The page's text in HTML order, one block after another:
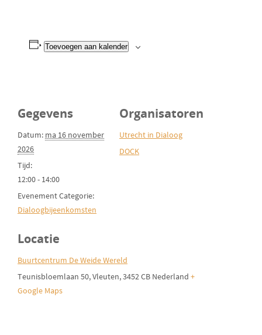
Toevoegen aan kalender
Gegevens
Datum: ma 16 november
2026
Tijd:
12:00 - 14:00
Evenement Categorie:
Dialoogbijeenkomsten
Locatie
Buurtcentrum De Weide Wereld
Teunisbloemlaan 50 Vleuten,3452 CB Nederland +
Google Maps
Organisatoren
Utrecht in Dialoog
DOCK